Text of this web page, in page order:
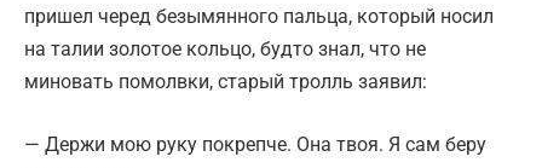
пришел черед безымянного пальца, который носил
на талии золотое кольцо, будто знал, что не
миновать помолвки, старый тролль заявил:
— Держи мою руку покрепче. Она твоя. Я сам беру